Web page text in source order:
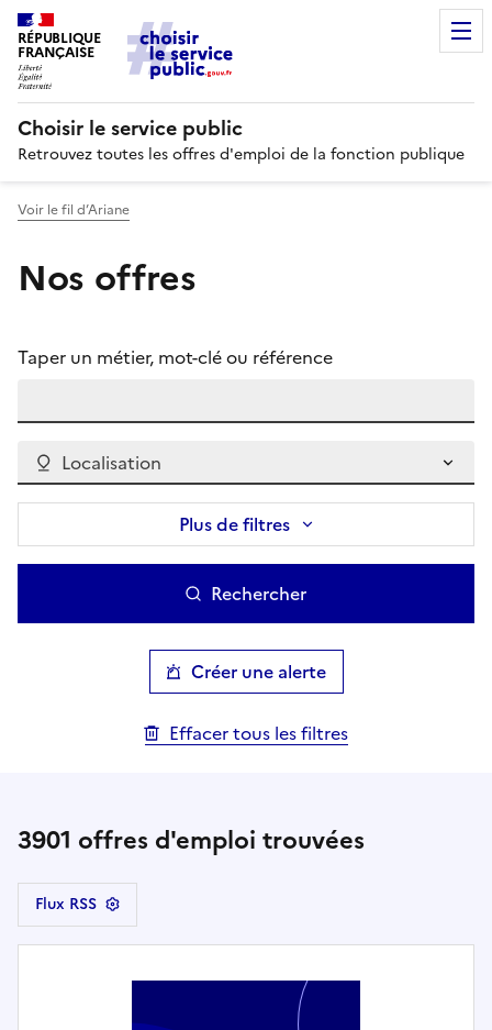
RÉPUBLIQUE
FRANÇAISE
Choisir le service public
Retrouvez toutes les offres d'emploi de la fonction publique
Voir le fil d’Ariane
Nos offres
Taper un métier, mot-clé ou référence
Localisation
Plus de filtres
Rechercher
Créer une alerte
Effacer tous les filtres
3901 offres d'emploi trouvées
Flux RSS